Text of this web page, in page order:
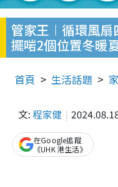
管家王︱循環風
擺啱2個位置冬暖
首頁 生活話題
文: 程家健
在Google追蹤
《UHK 港生活》